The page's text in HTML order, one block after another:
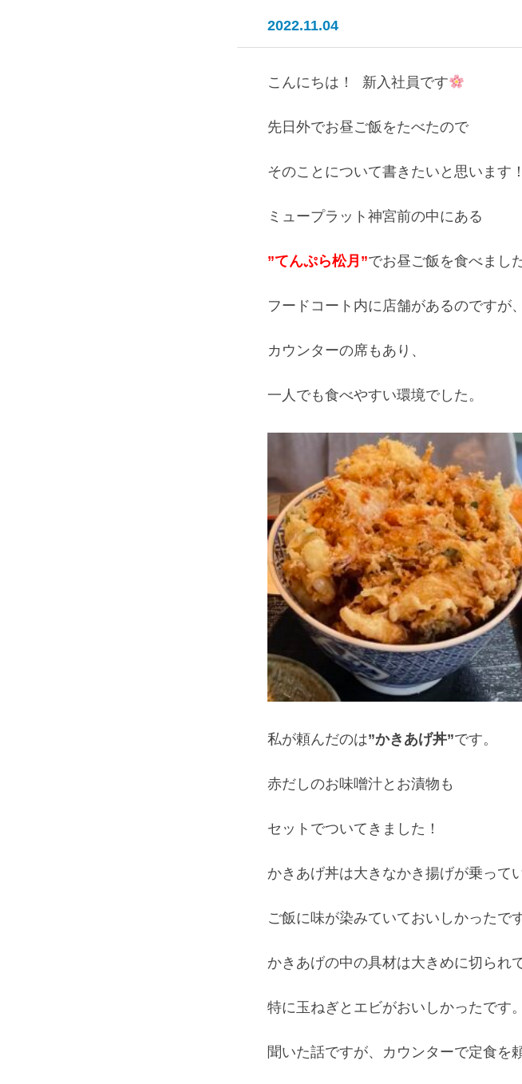
2022.11.04
こんにちは！ 新入社員です
先日外でお昼ご飯をたべたので
そのことについて書きたいと思います！
ミュープラット神宮前の中にある
”てんぷら松月”でお昼ご飯を食べまし
フードコート内に店舗があるのですが
カウンターの席もあり、
一人でも食べやすい環境でした。
私が頼んだのは”かきあげ丼”です。
赤だしのお味噌汁とお漬物も
セットでついてきました！
かきあげ丼は大きなかき揚げが乗って
ご飯に味が染みていておいしかったです
かきあげの中の具材は大きめに切られ
特に玉ねぎとエビがおいしかったです。
聞いた話ですが、カウンターで定食を